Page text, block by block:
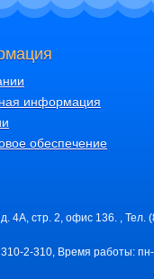
информация
обеспечение
4А, стр. 2, офис 136. ,
2-310, Время работы: